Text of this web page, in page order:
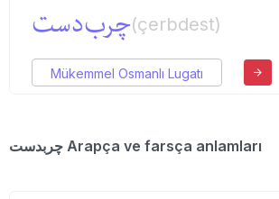
چرب‌دست(çerbdest)
Mükemmel Osmanlı Lugatı
چربدست Arapça ve farsça anlamları